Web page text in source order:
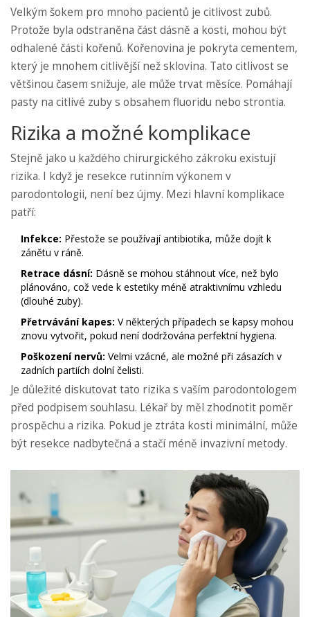
Velkým šokem pro mnoho pacientů je citlivost zubů.
Protože byla odstraněna část dásně a kosti, mohou být
odhalené části kořenů. Kořenovina je pokryta cementem,
který je mnohem citlivější než sklovina. Tato citlivost se
většinou časem snižuje, ale může trvat měsíce. Pomáhají
pasty na citlivé zuby s obsahem fluoridu nebo strontia.
Rizika a možné komplikace
Stejně jako u každého chirurgického zákroku existují
rizika. I když je resekce rutinním výkonem v
parodontologii, není bez újmy. Mezi hlavní komplikace
patří:
Infekce: Přestože se používají antibiotika, může dojít k
zánětu v ráně.
Retrace dásní: Dásně se mohou stáhnout více, než bylo
plánováno, což vede k estetiky méně atraktivnímu vzhledu
(dlouhé zuby).
Přetrvávání kapes: V některých případech se kapsy mohou
znovu vytvořit, pokud není dodržována perfektní hygiena.
Poškození nervů: Velmi vzácné, ale možné při zásazích v
zadních partiích dolní čelisti.
Je důležité diskutovat tato rizika s vaším parodontologem
před podpisem souhlasu. Lékař by měl zhodnotit poměr
prospěchu a rizika. Pokud je ztráta kosti minimální, může
být resekce nadbytečná a stačí méně invazivní metody.